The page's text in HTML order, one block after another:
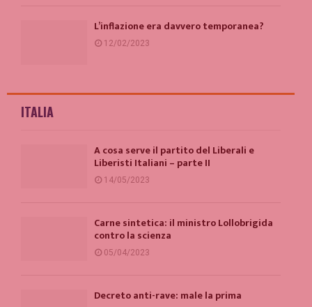
L’inflazione era davvero temporanea?
12/02/2023
ITALIA
A cosa serve il partito del Liberali e
Liberisti Italiani – parte II
14/05/2023
Carne sintetica: il ministro Lollobrigida
contro la scienza
05/04/2023
Decreto anti-rave: male la prima